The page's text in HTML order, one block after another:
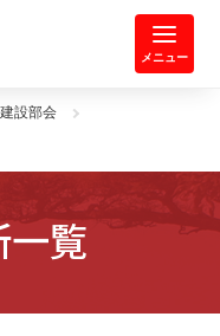
会議所 | 人・祭り・城。
メニュー
建設部会
一覧